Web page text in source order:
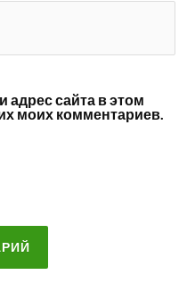
адрес сайта в этом
моих комментариев.